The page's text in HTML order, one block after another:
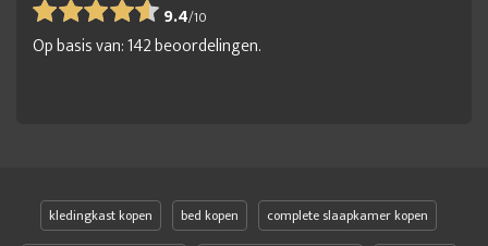
9.4/10
Op basis van:142beoordelingen.
kledingkast kopen bed kopen
complete slaapkamer kopen